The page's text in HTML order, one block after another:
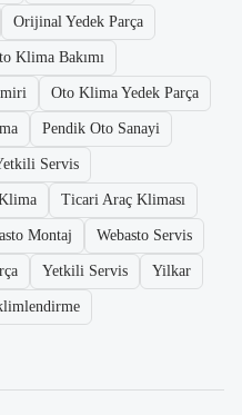
Orijinal Yedek Parça
Klima Bakımı
Oto Klima Yedek Parça
Pendik Oto Sanayi
Servis
Ticari Araç Kliması
Montaj Webasto Servis
Yetkili Servis Yilkar